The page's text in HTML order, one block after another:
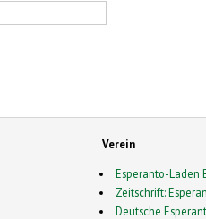
Verein
Esperanto-Laden
Zeitschrift:
Deutsche